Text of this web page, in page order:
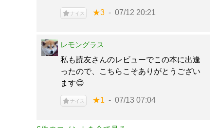
ナイス ★3 07/12 20:21
レモングラス
私も読友さんのレビューでこの本に出逢
ったので、こちらこそありがとうござい
ます😊
ナイス ★1 07/13 07:04